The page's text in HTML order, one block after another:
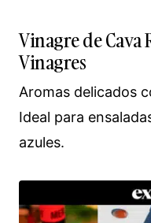
Vinagre de Cava
Vinagres
Aromas delicados
Ideal para
azules.